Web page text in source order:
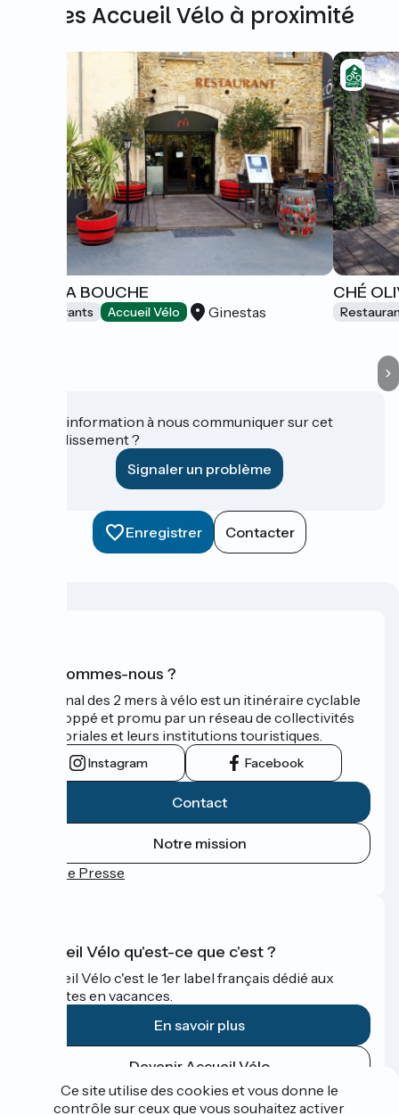
Autres Accueil Vélo à proximité
L'Ô A LA BOUCHE
Restaurants Accueil Vélo Ginestas
CHÉ
Une information à nous communiquer sur cet
établissement ?
Signaler un problème
Enregistrer Contacter
Qui sommes-nous ?
Le Canal des 2 mers à vélo est un itinéraire cyclable
développé et promu par un réseau de collectivités
territoriales et leurs institutions touristiques.
Instagram Facebook
Contact
Notre mission
Espace Presse
Accueil Vélo qu'est-ce que c'est ?
Accueil Vélo c'est le 1er label français dédié aux
cyclistes en vacances.
En savoir plus
Devenir Accueil Vélo
Financé dans le cadre de Destination France
Ce site utilise des cookies et vous donne le
contrôle sur ceux que vous souhaitez activer